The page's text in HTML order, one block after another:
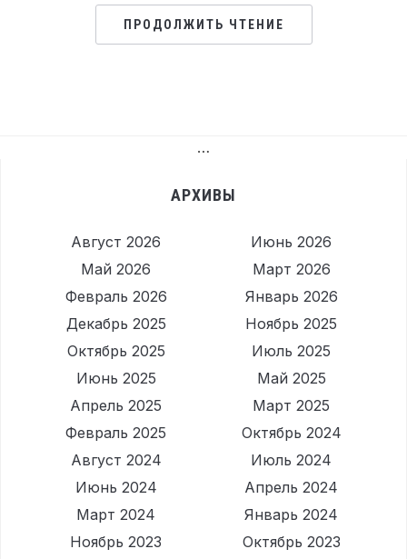
ПРОДОЛЖИТЬ ЧТЕНИЕ
…
АРХИВЫ
Август 2026
Июнь 2026
Май 2026
Март 2026
Февраль 2026
Январь 2026
Декабрь 2025
Ноябрь 2025
Октябрь 2025
Июль 2025
Июнь 2025
Май 2025
Апрель 2025
Март 2025
Февраль 2025
Октябрь 2024
Август 2024
Июль 2024
Июнь 2024
Апрель 2024
Март 2024
Январь 2024
Ноябрь 2023
Октябрь 2023